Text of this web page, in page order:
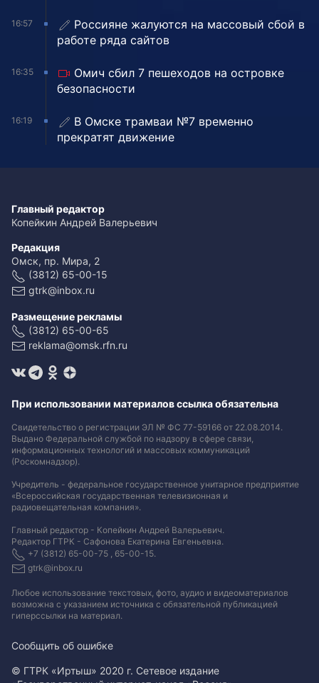
16:57
Россияне жалуются на массовый сбой в
работе ряда сайтов
16:35
Омич сбил 7 пешеходов на островке
безопасности
16:19
В Омске трамваи №7 временно
прекратят движение
Главный редактор
Копейкин Андрей Валерьевич
Редакция
Омск, пр. Мира, 2
(3812) 65-00-15
gtrk@inbox.ru
Размещение рекламы
(3812) 65-00-65
reklama@omsk.rfn.ru
При использовании материалов ссылка обязательна
Свидетельство о регистрации ЭЛ № ФС 77-59166 от 22.08.2014.
Выдано Федеральной службой по надзору в сфере связи,
информационных технологий и массовых коммуникаций
(Роскомнадзор).
Учредитель - федеральное государственное унитарное предприятие
«Всероссийская государственная телевизионная и
радиовещательная компания».
Главный редактор - Копейкин Андрей Валерьевич.
Редактор ГТРК - Сафонова Екатерина Евгеньевна.
+7 (3812) 65-00-75 , 65-00-15.
gtrk@inbox.ru
Любое использование текстовых, фото, аудио и видеоматериалов
возможна с указанием источника с обязательной публикацией
гиперссылки на материал.
Сообщить об ошибке
© ГТРК «Иртыш» 2020 г. Сетевое издание